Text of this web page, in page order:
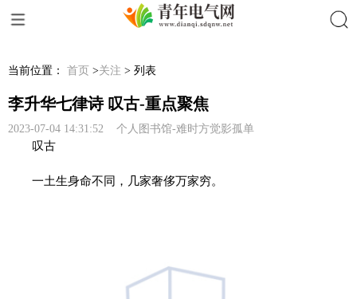
当前位置： 首页 >关注 > 列表
李升华七律诗 叹古-重点聚焦
2023-07-04 14:31:52 个人图书馆-难时方觉影孤单
叹古
一土生身命不同，几家奢侈万家穷。